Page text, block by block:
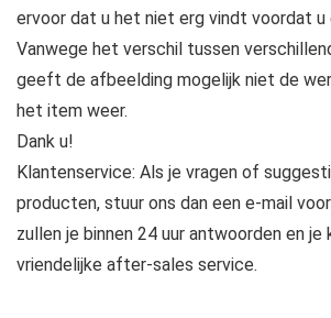
ervoor dat u het niet erg vindt voordat u
Vanwege het verschil tussen
geeft de afbeelding mogelijk niet de
het item weer.
Dank u!
Klantenservice: Als je vragen of
producten, stuur ons dan een e-mail
zullen je binnen 24 uur antwoorden en je
vriendelijke after-sales service.